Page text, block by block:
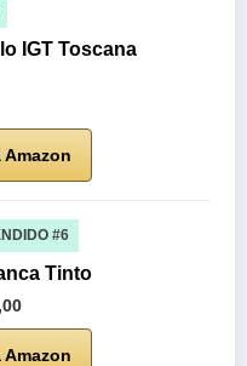
IGT Toscana
Amazon
#6
Tinto
Amazon